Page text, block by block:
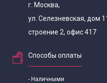
г. Москва,
ул. Селезневская, дом
строение 2, офис 417
Способы оплаты
- Наличными